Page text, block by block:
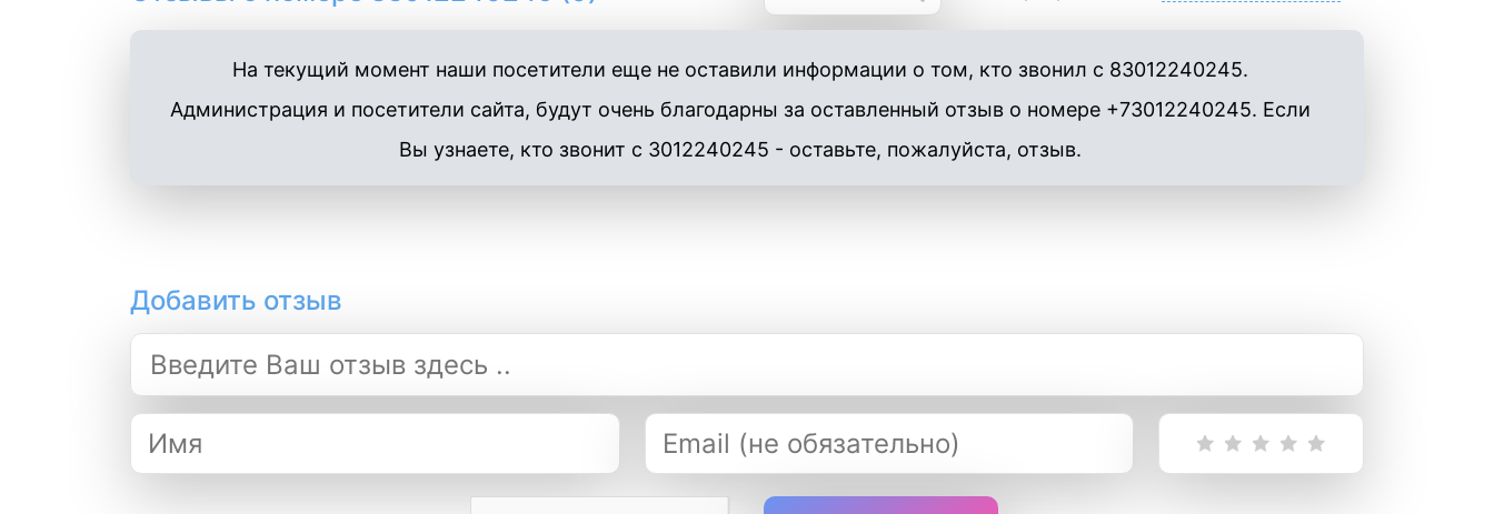
На текущий момент наши посетители еще не оставили информации о том, кто звонил с 83012240245.
Администрация и посетители сайта, будут очень благодарны за оставленный отзыв о номере +73012240245. Если
Вы узнаете, кто звонит с 3012240245 - оставьте, пожалуйста, отзыв.
Добавить отзыв